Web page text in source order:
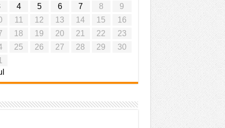
4 5 6 7 8
9
11 12 13 14 15
16
18 19 20 21 22
23
25 26 27 28 29
30